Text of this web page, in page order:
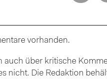
vorhanden.
auch über kritische
nicht. Die Redaktion